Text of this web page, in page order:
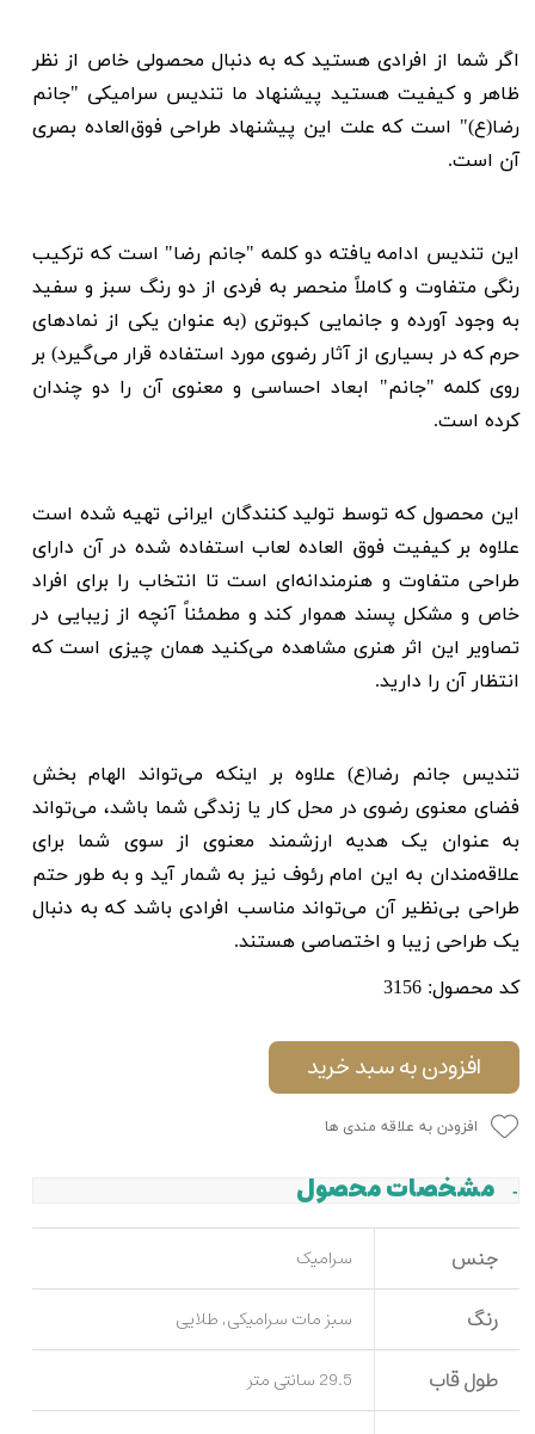
اگر شما از افرادی هستید که به دنبال محصولی خاص از نظر
ظاهر و کیفیت هستید پیشنهاد ما تندیس سرامیکی "جانم
رضا(ع)" است که علت این پیشنهاد طراحی فوق‌العاده بصری
آن است.
این تندیس ادامه یافته دو کلمه "جانم رضا" است که ترکیب
رنگی متفاوت و کاملاً منحصر به فردی از دو رنگ سبز و سفید
به وجود آورده و جانمایی کبوتری (به عنوان یکی از نمادهای
حرم که در بسیاری از آثار رضوی مورد استفاده قرار می‌گیرد) بر
روی کلمه "جانم" ابعاد احساسی و معنوی آن را دو چندان
کرده است.
این محصول که توسط تولید کنندگان ایرانی تهیه شده است
علاوه بر کیفیت فوق العاده لعاب استفاده شده در آن دارای
طراحی متفاوت و هنرمندانه‌ای است تا انتخاب را برای افراد
خاص و مشکل پسند هموار کند و مطمئناً آنچه از زیبایی در
تصاویر این اثر هنری مشاهده می‌کنید همان چیزی است که
انتظار آن را دارید.
تندیس جانم رضا(ع) علاوه بر اینکه می‌تواند الهام بخش
فضای معنوی رضوی در محل کار یا زندگی شما باشد، می‌تواند
به عنوان یک هدیه ارزشمند معنوی از سوی شما برای
علاقه‌مندان به این امام رئوف نیز به شمار آید و به طور حتم
طراحی بی‌نظیر آن می‌تواند مناسب افرادی باشد که به دنبال
یک طراحی زیبا و اختصاصی هستند.
کد محصول: 3156
افزودن به سبد خرید
افزودن به علاقه مندی ها
مشخصات محصول
جنس سرامیک
رنگ سبز مات سرامیکی, طلایی
طول قاب 29.5 سانتی متر